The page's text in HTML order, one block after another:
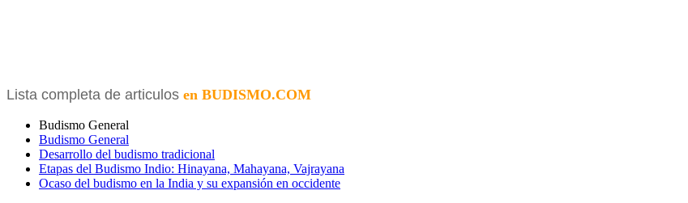
Lista completa de articulos en BUDISMO.COM
Budismo General
Budismo General
Desarrollo del budismo tradicional
Etapas del Budismo Indio: Hinayana, Mahayana, Vajrayana
Ocaso del budismo en la India y su expansión en occidente